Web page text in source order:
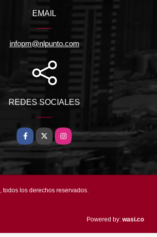
EMAIL
infopm@nlpunto.com
REDES SOCIALES
Facebook
X Instagram
, todos los derechos reservados.
Powered by: wasi.co